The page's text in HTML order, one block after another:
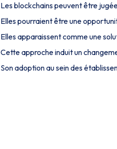
Les blockchains peuvent être
Elles pourraient être une
Elles apparaissent comme une
Cette approche induit un
Son adoption au sein des